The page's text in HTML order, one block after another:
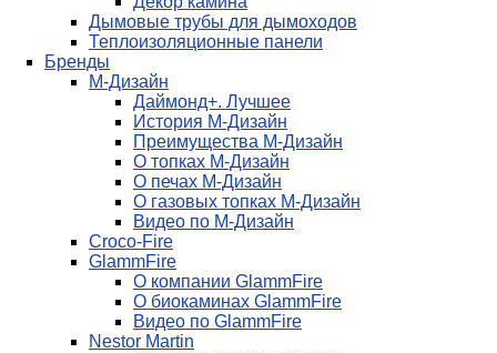
Дымовые трубы для дымоходов
Теплоизоляционные панели
Бренды
М-Дизайн
Даймонд+. Лучшее
История М-Дизайн
Преимущества М-Дизайн
О топках М-Дизайн
О печах М-Дизайн
О газовых топках М-Дизайн
Видео по М-Дизайн
Croco-Fire
GlammFire
О компании GlammFire
О биокаминах GlammFire
Видео по GlammFire
Nestor Martin